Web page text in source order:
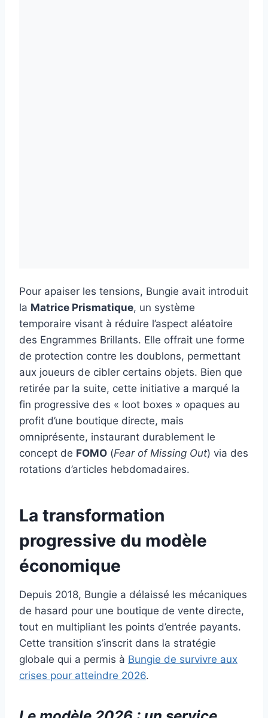
Pour apaiser les tensions, Bungie avait introduit
la Matrice Prismatique, un système
temporaire visant à réduire l’aspect aléatoire
des Engrammes Brillants. Elle offrait une forme
de protection contre les doublons, permettant
aux joueurs de cibler certains objets. Bien que
retirée par la suite, cette initiative a marqué la
fin progressive des « loot boxes » opaques au
profit d’une boutique directe, mais
omniprésente, instaurant durablement le
concept de FOMO (Fear of Missing Out) via des
rotations d’articles hebdomadaires.
La transformation
progressive du modèle
économique
Depuis 2018, Bungie a délaissé les mécaniques
de hasard pour une boutique de vente directe,
tout en multipliant les points d’entrée payants.
Cette transition s’inscrit dans la stratégie
globale qui a permis à Bungie de survivre aux
crises pour atteindre 2026.